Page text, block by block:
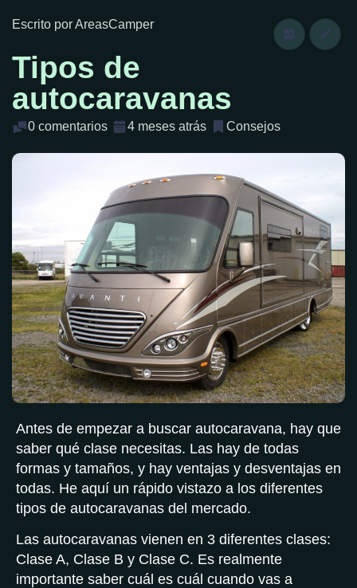
Escrito por AreasCamper
Tipos de
autocaravanas
0 comentarios 4 meses atrás Consejos
Antes de empezar a buscar autocaravana, hay que
saber qué clase necesitas. Las hay de todas
formas y tamaños, y hay ventajas y desventajas en
todas. He aquí un rápido vistazo a los diferentes
tipos de autocaravanas del mercado.
Las autocaravanas vienen en 3 diferentes clases:
Clase A, Clase B y Clase C. Es realmente
importante saber cuál es cuál cuando vas a